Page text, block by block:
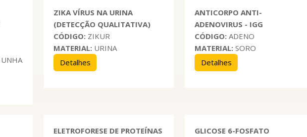
UNHA
ZIKA VÍRUS NA URINA
(DETECÇÃO QUALITATIVA)
CÓDIGO: ZIKUR
MATERIAL: URINA
Detalhes
ANTICORPO ANTI-
ADENOVIRUS - IGG
CÓDIGO:ADENO
MATERIAL: SORO
Detalhes
ELETROFORESE DE PROTEÍNAS
GLICOSE 6-FOSFATO